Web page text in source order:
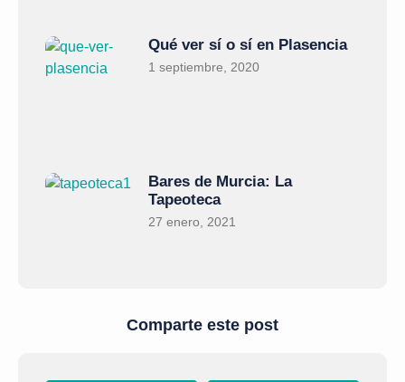
Qué ver sí o sí en Plasencia
1 septiembre, 2020
Bares de Murcia: La
Tapeoteca
27 enero, 2021
Comparte este post